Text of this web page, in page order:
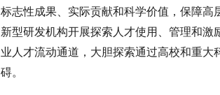
标志性成果、实际贡献和科学价值，保障
新型研发机构开展探索人才使用、管理和
业人才流动通道，大胆探索通过高校和重
碍。